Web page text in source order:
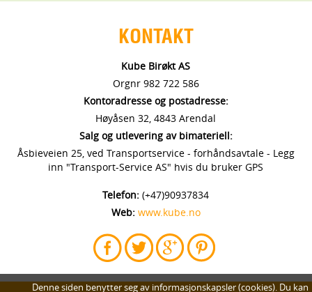
KONTAKT
Kube Birøkt AS
Orgnr 982 722 586
Kontoradresse og postadresse:
Høyåsen 32, 4843 Arendal
Salg og utlevering av bimateriell:
Åsbieveien 25, ved Transportservice - forhåndsavtale - Legg
inn "Transport-Service AS" hvis du bruker GPS
Telefon:(+47)90937834
Web: www.kube.no
Denne siden benytter seg av informasjonskapsler (cookies). Du kan